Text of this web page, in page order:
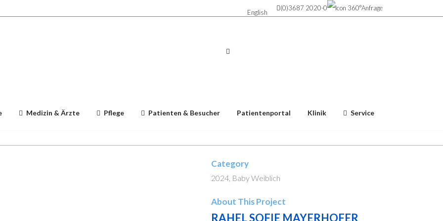
English
(0)3687 2020-0 Anfrage
Medizin & Ärzte Pflege Patienten & Besucher Patientenportal Klinik Service
Category
2024, Baby Weiblich
About This Project
RAHEL SOFIE MAYERHOFER